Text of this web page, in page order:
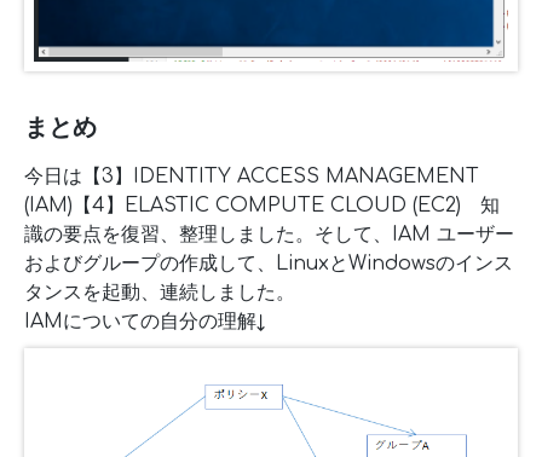
まとめ
今日は【3】IDENTITY ACCESS MANAGEMENT
(IAM)【4】ELASTIC COMPUTE CLOUD (EC2) 知
識の要点を復習、整理しました。そして、IAM ユーザー
およびグループの作成して、LinuxとWindowsのインス
タンスを起動、連続しました。
IAMについての自分の理解↓